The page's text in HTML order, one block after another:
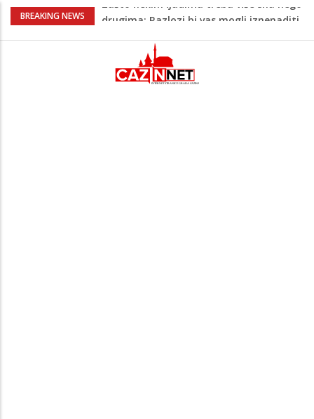
BREAKING NEWS
Barbarez o igračima iz dijaspore: Da su
"birali", a ne pripadali
Cazin: Bećirović i Ogrešević otvorili Muzej
„Kuća Nurije Pozderca“